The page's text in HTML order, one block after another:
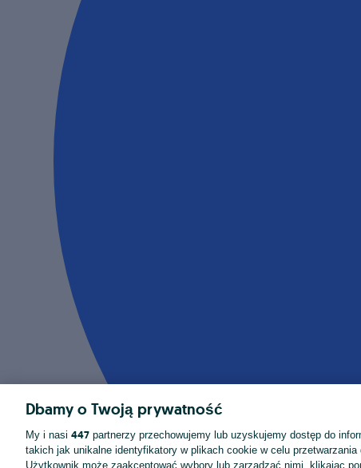
Dbamy o Twoją prywatność
My i nasi 447 partnerzy przechowujemy lub uzyskujemy dostęp do
takich jak unikalne identyfikatory w plikach cookie w celu przetwarzania
Użytkownik może zaakceptować wybory lub zarządzać nimi, klikając